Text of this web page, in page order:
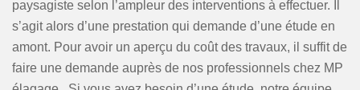
paysagiste selon l’ampleur des interventions à effectuer. Il
s’agit alors d’une prestation qui demande d’une étude en
amont. Pour avoir un aperçu du coût des travaux, il suffit de
faire une demande auprès de nos professionnels chez MP